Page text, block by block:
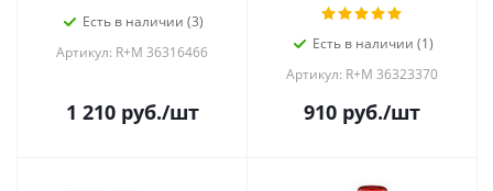
Есть в наличии (3)
Артикул: R+M 36316466
1 210руб./шт
Есть в наличии (1)
Артикул: R+M 36323370
910 руб./шт